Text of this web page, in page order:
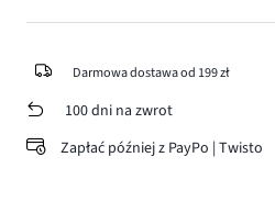
Darmowa dostawa od 199 zł
100 dni na zwrot
Zapłać później z PayPo | Twisto